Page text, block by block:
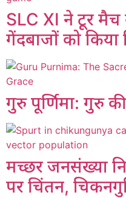
SLC XI ने टूर
गेंदबाजों को किया
गुरु पूर्णिमा: गुरु
मच्छर जनसंख्या
पर चिंतन,